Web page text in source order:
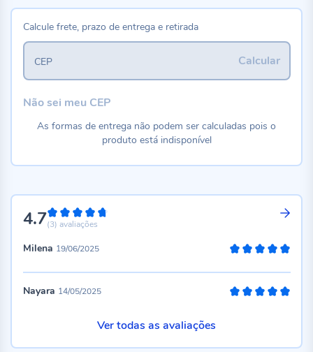
4.794%
(3) avaliações
Milena 19/06/2025
Nayara 14/05/2025
Ver todas as avaliações
Calcule frete, prazo de entrega e retirada
Calcular
CEP
Não sei meu CEP
As formas de entrega não podem ser calculadas pois o
produto está indisponível